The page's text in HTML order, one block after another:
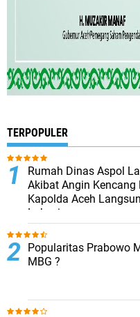
TERPOPULER
Rumah Dinas Aspol
Akibat Angin Kencang
Kapolda Aceh
Lokasi
Popularitas Prabowo
MBG ?